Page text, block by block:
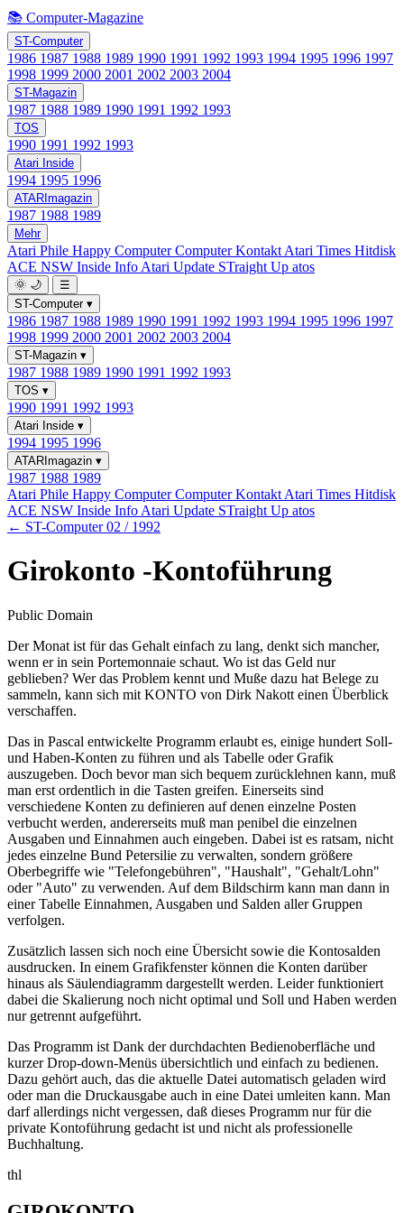
📚 Computer-Magazine
ST-Computer
1986 1987 1988 1989 1990 1991 1992 1993 1994 1995 1996 1997
1998 1999 2000 2001 2002 2003 2004
ST-Magazin
1987 1988 1989 1990 1991 1992 1993
TOS
1990 1991 1992 1993
Atari Inside
1994 1995 1996
ATARImagazin
1987 1988 1989
Mehr
Atari Phile Happy ComputerComputer Kontakt Atari Times Hitdisk
ACE NSW Inside Info Atari Update STraight Up atos
🌞 🌙
☰
ST-Computer ▾
1986 1987 1988 1989 1990 1991 1992 1993 1994 1995 1996 1997
1998 1999 2000 2001 2002 2003 2004
ST-Magazin ▾
1987 1988 1989 1990 1991 1992 1993
TOS ▾
1990 1991 1992 1993
Atari Inside ▾
1994 1995 1996
ATARImagazin ▾
1987 1988 1989
Atari Phile Happy ComputerComputer Kontakt Atari Times Hitdisk
ACE NSW Inside Info Atari Update STraight Up atos
← ST-Computer 02 / 1992
Girokonto -Kontoführung
Public Domain
Der Monat ist für das Gehalt einfach zu lang, denkt sich mancher,
wenn er in sein Portemonnaie schaut. Wo ist das Geld nur
geblieben? Wer das Problem kennt und Muße dazu hat Belege zu
sammeln, kann sich mit KONTO von Dirk Nakott einen Überblick
verschaffen.
Das in Pascal entwickelte Programm erlaubt es, einige hundert Soll-
und Haben-Konten zu führen und als Tabelle oder Grafik
auszugeben. Doch bevor man sich bequem zurücklehnen kann, muß
man erst ordentlich in die Tasten greifen. Einerseits sind
verschiedene Konten zu definieren auf denen einzelne Posten
verbucht werden, andererseits muß man penibel die einzelnen
Ausgaben und Einnahmen auch eingeben. Dabei ist es ratsam, nicht
jedes einzelne Bund Petersilie zu verwalten, sondern größere
Oberbegriffe wie "Telefongebühren", "Haushalt", "Gehalt/Lohn"
oder "Auto" zu verwenden. Auf dem Bildschirm kann man dann in
einer Tabelle Einnahmen, Ausgaben und Salden aller Gruppen
verfolgen.
Zusätzlich lassen sich noch eine Übersicht sowie die Kontosalden
ausdrucken. In einem Grafikfenster können die Konten darüber
hinaus als Säulendiagramm dargestellt werden. Leider funktioniert
dabei die Skalierung noch nicht optimal und Soll und Haben werden
nur getrennt aufgeführt.
Das Programm ist Dank der durchdachten Bedienoberfläche und
kurzer Drop-down-Menüs übersichtlich und einfach zu bedienen.
Dazu gehört auch, das die aktuelle Datei automatisch geladen wird
oder man die Druckausgabe auch in eine Datei umleiten kann. Man
darf allerdings nicht vergessen, daß dieses Programm nur für die
private Kontoführung gedacht ist und nicht als professionelle
Buchhaltung.
thl